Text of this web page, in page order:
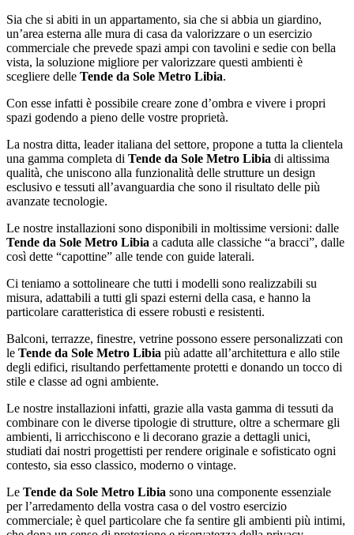
Sia che si abiti in un appartamento, sia che si abbia un giardino,
un’area esterna alle mura di casa da valorizzare o un esercizio
commerciale che prevede spazi ampi con tavolini e sedie con bella
vista, la soluzione migliore per valorizzare questi ambienti è
scegliere delle Tende da Sole Metro Libia.
Con esse infatti è possibile creare zone d’ombra e vivere i propri
spazi godendo a pieno delle vostre proprietà.
La nostra ditta, leader italiana del settore, propone a tutta la clientela
una gamma completa di Tende da Sole Metro Libia di altissima
qualità, che uniscono alla funzionalità delle strutture un design
esclusivo e tessuti all’avanguardia che sono il risultato delle più
avanzate tecnologie.
Le nostre installazioni sono disponibili in moltissime versioni: dalle
Tende da Sole Metro Libia a caduta alle classiche “a bracci”, dalle
così dette “capottine” alle tende con guide laterali.
Ci teniamo a sottolineare che tutti i modelli sono realizzabili su
misura, adattabili a tutti gli spazi esterni della casa, e hanno la
particolare caratteristica di essere robusti e resistenti.
Balconi, terrazze, finestre, vetrine possono essere personalizzati con
le Tende da Sole Metro Libia più adatte all’architettura e allo stile
degli edifici, risultando perfettamente protetti e donando un tocco di
stile e classe ad ogni ambiente.
Le nostre installazioni infatti, grazie alla vasta gamma di tessuti da
combinare con le diverse tipologie di strutture, oltre a schermare gli
ambienti, li arricchiscono e li decorano grazie a dettagli unici,
studiati dai nostri progettisti per rendere originale e sofisticato ogni
contesto, sia esso classico, moderno o vintage.
Le Tende da Sole Metro Libia sono una componente essenziale
per l’arredamento della vostra casa o del vostro esercizio
commerciale; è quel particolare che fa sentire gli ambienti più intimi,